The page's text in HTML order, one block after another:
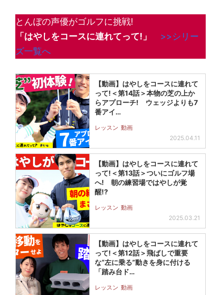
とんぼの声優がゴルフに挑戦!
「はやしをコースに連れてって!」
>>シリー
ズ一覧へ
【動画】はやしをコースに連れて
って!＜第14話＞本物の芝の上か
らアプローチ! ウェッジよりも7
番アイ…
レッスン 動画
2025.04.11
【動画】はやしをコースに連れて
って!＜第13話＞ついにゴルフ場
へ! 朝の練習場ではやしが覚
醒!?
レッスン 動画
2025.03.21
【動画】はやしをコースに連れて
って!＜第12話＞飛ばしで重要
な“左に乗る”動きを身に付ける
「踏み台ド…
レッスン 動画